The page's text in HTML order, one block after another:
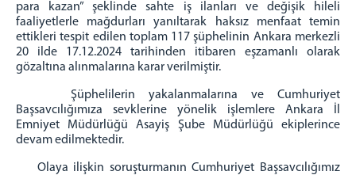
Kurumsal Kimlik
İletişim ve Ulaşım
para kazan” şeklinde sahte iş ilanları ve değişik hileli
faaliyetlerle mağdurları yanıltarak haksız menfaat temin
ettikleri tespit edilen toplam 117 şüphelinin Ankara merkezli
20 ilde 17.12.2024 tarihinden itibaren eşzamanlı olarak
gözaltına alınmalarına karar verilmiştir.
Şüphelilerin yakalanmalarına ve Cumhuriyet
Başsavcılığımıza sevklerine yönelik işlemlere Ankara İl
Emniyet Müdürlüğü Asayiş Şube Müdürlüğü ekiplerince
devam edilmektedir.
Olaya ilişkin soruşturmanın Cumhuriyet Başsavcılığımız